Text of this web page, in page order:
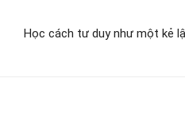
Học cách tư duy như một kẻ